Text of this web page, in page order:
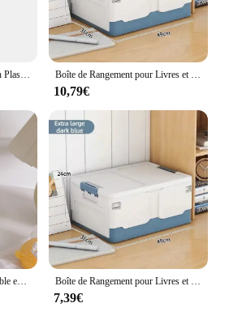
Boîte de Rangement Pliable en Plastique, mir Empilable, Mignon, Maquillage, Bijoux, Jouets Boîte de Rangement pour Livres et Jouets, Accessoire de Rangement Extra Large avec Couvercle, pour Salle de Classe, Salon
10,79€
7,39€